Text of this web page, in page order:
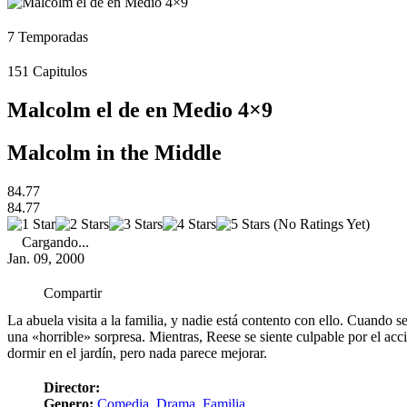
7 Temporadas
151 Capitulos
Malcolm el de en Medio 4×9
Malcolm in the Middle
84.77
84.77
(No Ratings Yet)
Cargando...
Jan. 09, 2000
Compartir
La abuela visita a la familia, y nadie está contento con ello. Cuando
una «horrible» sorpresa. Mientras, Reese se siente culpable por el
dormir en el jardín, pero nada parece mejorar.
Director:
Genero: Comedia Drama Familia